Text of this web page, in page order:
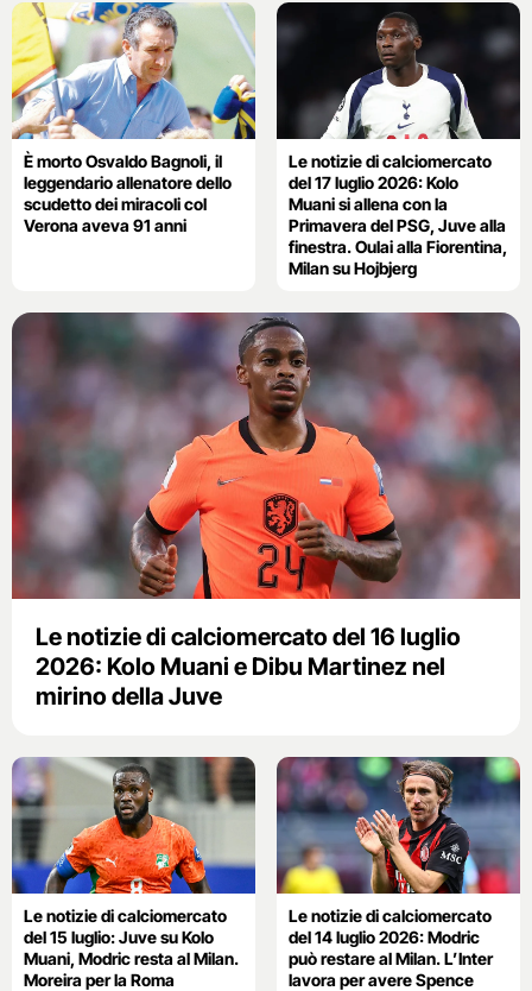
È morto Osvaldo Bagnoli, il
leggendario allenatore dello
scudetto dei miracoli col
Verona aveva 91 anni
Le notizie di calciomercato
del 17 luglio 2026: Kolo
Muani si allena con la
Primavera del PSG, Juve alla
finestra. Oulai alla Fiorentina,
Milan su Hojbjerg
Le notizie di calciomercato del 16 luglio
2026: Kolo Muani e Dibu Martinez nel
mirino della Juve
Le notizie di calciomercato
del 15 luglio: Juve su Kolo
Muani, Modric resta al Milan.
Moreira per la Roma
Le notizie di calciomercato
del 14 luglio 2026: Modric
può restare al Milan. L’Inter
lavora per avere Spence